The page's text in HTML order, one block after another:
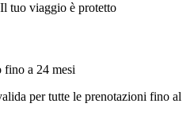
tuo viaggio è protetto
a 24 mesi
per tutte le prenotazioni fino al